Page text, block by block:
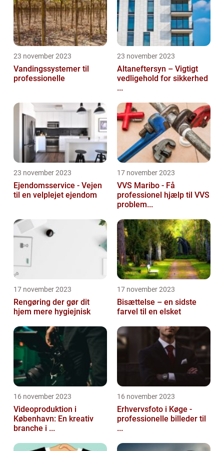
23 november 2023
Vandingssystemer til
professionelle
23 november 2023
Altaneftersyn – Vigtigt
vedligehold for sikkerhed
...
23 november 2023
Ejendomsservice - Vejen
til en velplejet ejendom
17 november 2023
VVS Maribo - Få
professionel hjælp til VVS
problem...
17 november 2023
Rengøring der gør dit
hjem mere hygiejnisk
17 november 2023
Bisættelse – en sidste
farvel til en elsket
16 november 2023
Videoproduktion i
København: En kreativ
branche i ...
16 november 2023
Erhvervsfoto i Køge -
professionelle billeder til
...